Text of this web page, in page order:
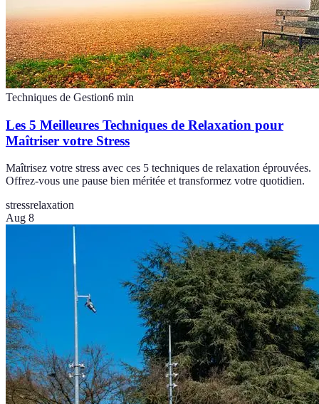
Techniques de Gestion6 min
Les 5 Meilleures Techniques de Relaxation pour
Maîtriser votre Stress
Maîtrisez votre stress avec ces 5 techniques de relaxation éprouvées.
Offrez-vous une pause bien méritée et transformez votre quotidien.
stressrelaxation
Aug 8